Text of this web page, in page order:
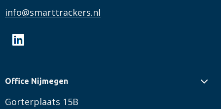
info@smarttrackers.nl
Office Nijmegen
Gorterplaats 15B